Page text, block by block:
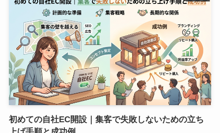
初めての自社EC開設｜集客で失敗しないための立ち